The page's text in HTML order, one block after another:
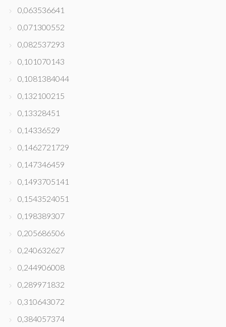
0,063536641
0,071300552
0,082537293
0,101070143
0,1081384044
0,132100215
0,13328451
0,14336529
0,1462721729
0,147346459
0,1493705141
0,1543524051
0,198389307
0,205686506
0,240632627
0,244906008
0,289971832
0,310643072
0,384057374